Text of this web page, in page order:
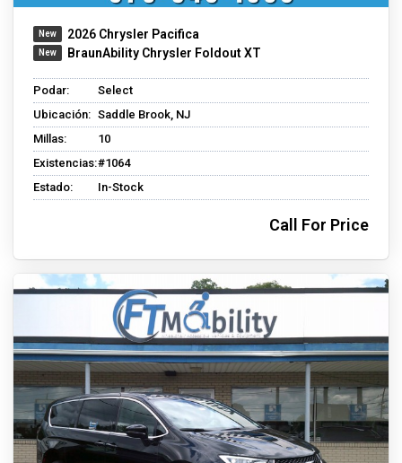
2026 Chrysler Pacifica
BraunAbility Chrysler Foldout XT
Podar:
Select
Ubicación: Saddle Brook, NJ
Millas:
10
Existencias:#1064
Estado:
In-Stock
Call For Price